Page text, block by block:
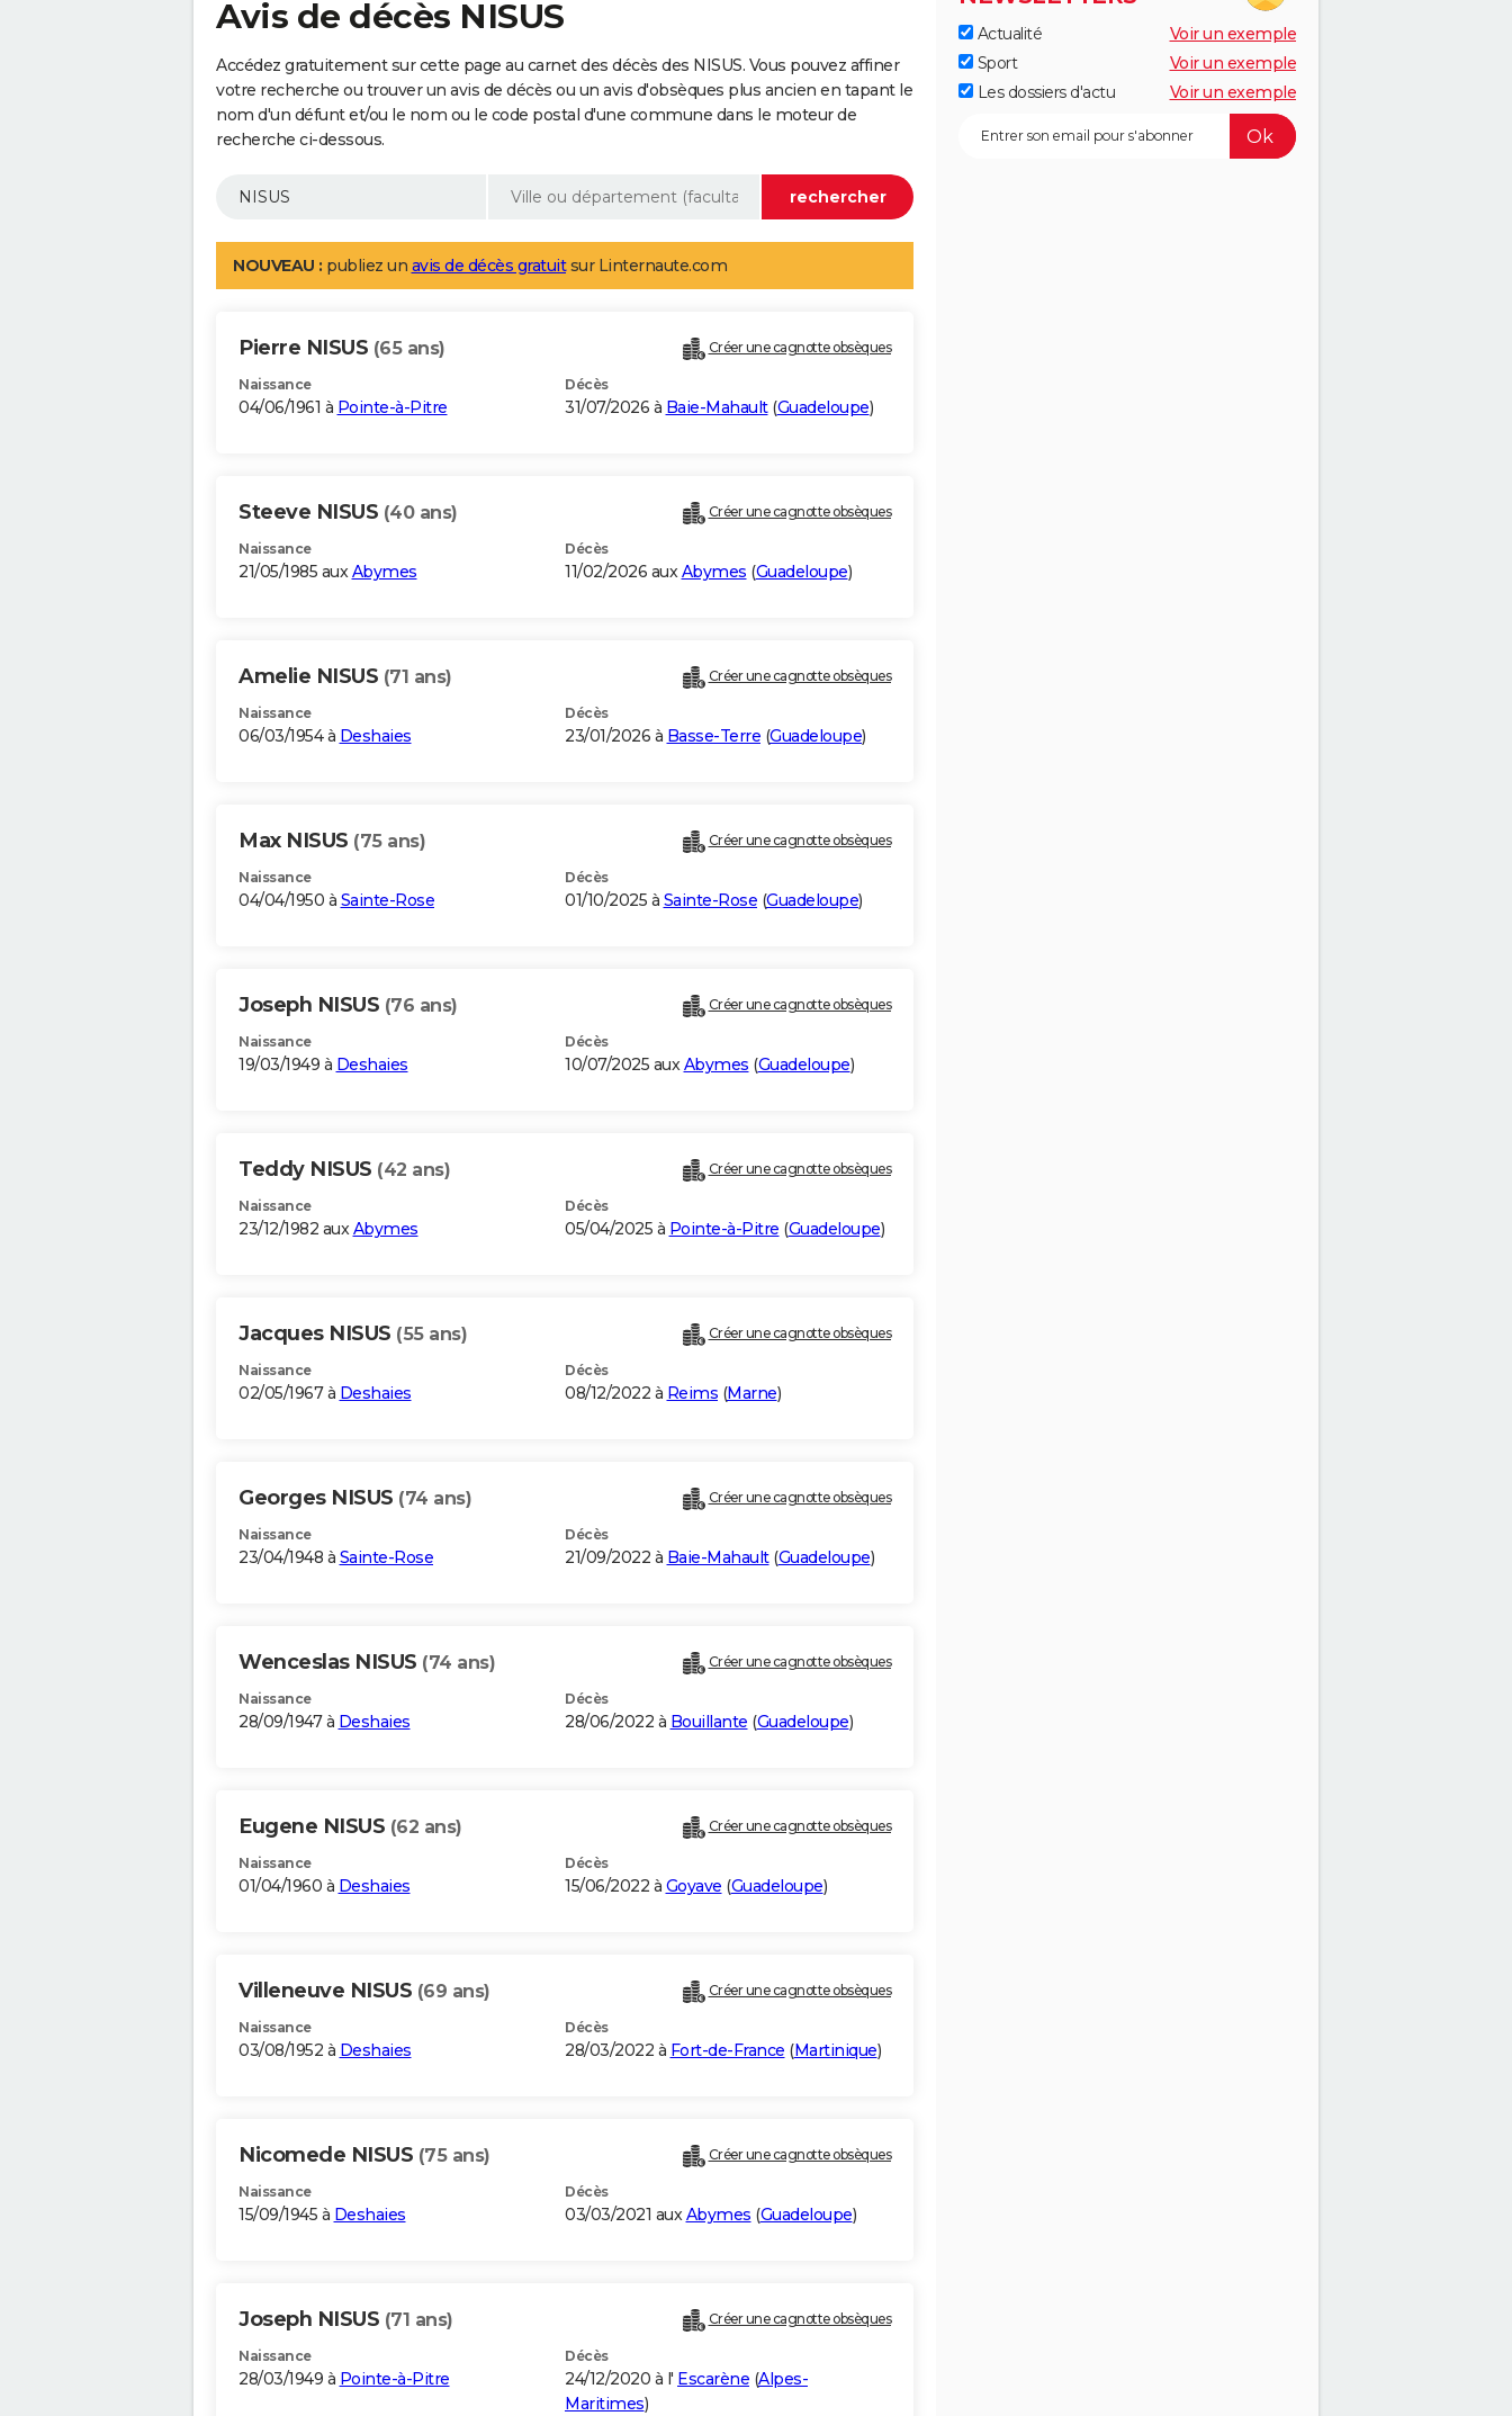
Avis de décès NISUS
Accédez gratuitement sur cette page au carnet des décès des NISUS. Vous pouvez affiner
votre recherche ou trouver un avis de décès ou un avis d'obsèques plus ancien en tapant le
nom d'un défunt et/ou le nom ou le code postal d'une commune dans le moteur de
recherche ci-dessous.
NOUVEAU : publiez un avis de décès gratuitsur Linternaute.com
Pierre NISUS (65 ans) Créer une cagnotte obsèques
Naissance
04/06/1961 à Pointe-à-Pitre
Décès
31/07/2026 à Baie-Mahault(Guadeloupe)
Steeve NISUS (40 ans) Créer une cagnotte obsèques
Naissance
21/05/1985 auxAbymes
Décès
11/02/2026 auxAbymes (Guadeloupe)
Amelie NISUS (71 ans) Créer une cagnotte obsèques
Naissance
06/03/1954 à Deshaies
Décès
23/01/2026 à Basse-Terre (Guadeloupe)
Max NISUS (75 ans) Créer une cagnotte obsèques
Naissance
04/04/1950 à Sainte-Rose
Décès
01/10/2025 à Sainte-Rose (Guadeloupe)
Joseph NISUS (76 ans) Créer une cagnotte obsèques
Naissance
19/03/1949 à Deshaies
Décès
10/07/2025 auxAbymes (Guadeloupe)
Teddy NISUS (42 ans) Créer une cagnotte obsèques
Naissance
23/12/1982 auxAbymes
Décès
05/04/2025 à Pointe-à-Pitre (Guadeloupe)
Jacques NISUS (55 ans) Créer une cagnotte obsèques
Naissance
02/05/1967 à Deshaies
Décès
08/12/2022 à Reims (Marne)
Georges NISUS (74 ans) Créer une cagnotte obsèques
Naissance
23/04/1948 à Sainte-Rose
Décès
21/09/2022 à Baie-Mahault(Guadeloupe)
Wenceslas NISUS (74 ans) Créer une cagnotte obsèques
Naissance
28/09/1947 à Deshaies
Décès
28/06/2022 à Bouillante (Guadeloupe)
Eugene NISUS (62 ans) Créer une cagnotte obsèques
Naissance
01/04/1960 à Deshaies
Décès
15/06/2022 à Goyave (Guadeloupe)
Villeneuve NISUS (69 ans) Créer une cagnotte obsèques
Naissance
03/08/1952 à Deshaies
Décès
28/03/2022 à Fort-de-France (Martinique)
Nicomede NISUS (75 ans) Créer une cagnotte obsèques
Naissance
15/09/1945 à Deshaies
Décès
03/03/2021 auxAbymes (Guadeloupe)
Joseph NISUS (71 ans) Créer une cagnotte obsèques
Naissance
28/03/1949 à Pointe-à-Pitre
Décès
24/12/2020 à l' Escarène (Alpes-
Maritimes)
Actualité
Voir un exemple
Sport
Voir un exemple
Les dossiers d'actu
Voir un exemple